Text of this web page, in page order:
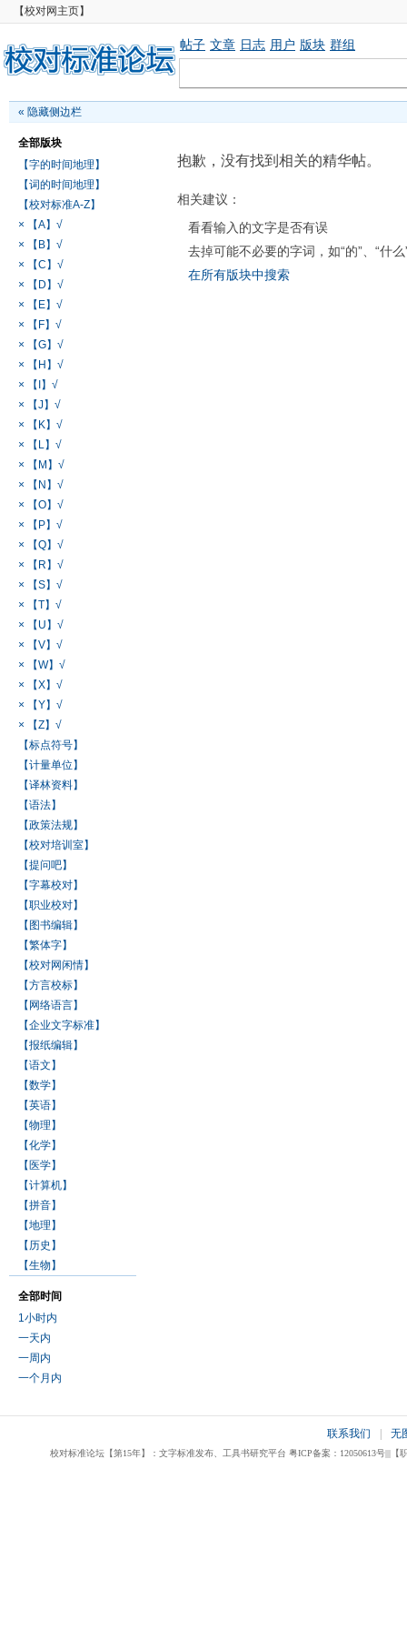
【校对网主页】
帖子 文章 日志 用户 版块 群组
« 隐藏侧边栏
全部版块
【字的时间地理】
【词的时间地理】
【校对标准A-Z】
× 【A】√
× 【B】√
× 【C】√
× 【D】√
× 【E】√
× 【F】√
× 【G】√
× 【H】√
× 【I】√
× 【J】√
× 【K】√
× 【L】√
× 【M】√
× 【N】√
× 【O】√
× 【P】√
× 【Q】√
× 【R】√
× 【S】√
× 【T】√
× 【U】√
× 【V】√
× 【W】√
× 【X】√
× 【Y】√
× 【Z】√
【标点符号】
【计量单位】
【译林资料】
【语法】
【政策法规】
【校对培训室】
【提问吧】
【字幕校对】
【职业校对】
【图书编辑】
【繁体字】
【校对网闲情】
【方言校标】
【网络语言】
【企业文字标准】
【报纸编辑】
【语文】
【数学】
【英语】
【物理】
【化学】
【医学】
【计算机】
【拼音】
【地理】
【历史】
【生物】
全部时间
1小时内
一天内
一周内
一个月内
抱歉，没有找到相关的精华帖。
相关建议：
看看输入的文字是否有误
去掉可能不必要的字词，如“的”、“什么
在所有版块中搜索
联系我们 无
校对标准论坛【第15年】：文字标准发布、工具书研究平台 粤ICP备案：12050613号|||【